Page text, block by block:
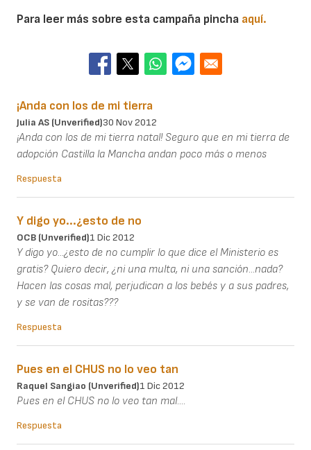
Para leer más sobre esta campaña pincha aquí.
¡Anda con los de mi tierra
Julia AS (unverified)30 Nov 2012
¡Anda con los de mi tierra natal! Seguro que en mi tierra de
adopción Castilla la Mancha andan poco más o menos
Respuesta
Y digo yo...¿esto de no
OCB (unverified)1 Dic 2012
Y digo yo...¿esto de no cumplir lo que dice el Ministerio es
gratis? Quiero decir, ¿ni una multa, ni una sanción...nada?
Hacen las cosas mal, perjudican a los bebés y a sus padres,
y se van de rositas???
Respuesta
Pues en el CHUS no lo veo tan
Raquel Sangiao (unverified)1 Dic 2012
Pues en el CHUS no lo veo tan mal....
Respuesta